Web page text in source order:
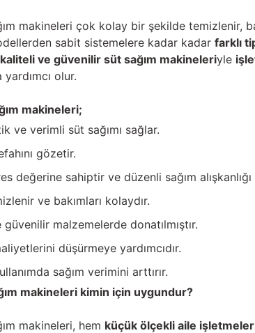
makineleri çok kolay bir şekilde temizlenir,
sabit sistemelere kadar kadar farklı
kaliteli ve güvenilir süt sağım makineleriyle
yardımcı olur.
makineleri;
ve verimli süt sağımı sağlar.
gözetir.
değerine sahiptir ve düzenli sağım
ve bakımları kolaydır.
malzemelerde donatılmıştır.
düşürmeye yardımcıdır.
sağım verimini arttırır.
makineleri kimin için uygundur?
makineleri, hem küçük ölçekli aile